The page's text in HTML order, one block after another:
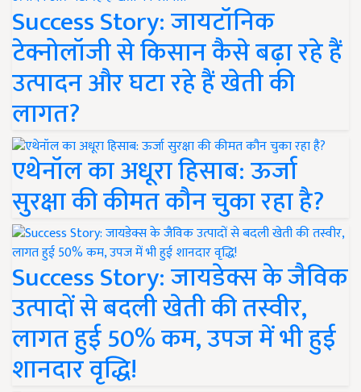
Success Story: जायटॉनिक
टेक्नोलॉजी से किसान कैसे बढ़ा रहे हैं
उत्पादन और घटा रहे हैं खेती की
लागत?
एथेनॉल का अधूरा हिसाब: ऊर्जा
सुरक्षा की कीमत कौन चुका रहा है?
Success Story: जायडेक्स के जैविक
उत्पादों से बदली खेती की तस्वीर,
लागत हुई 50% कम, उपज में भी हुई
शानदार वृद्धि!